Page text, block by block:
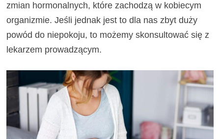
zmian hormonalnych, które zachodzą w kobiecym
organizmie. Jeśli jednak jest to dla nas zbyt duży
powód do niepokoju, to możemy skonsultować się z
lekarzem prowadzącym.